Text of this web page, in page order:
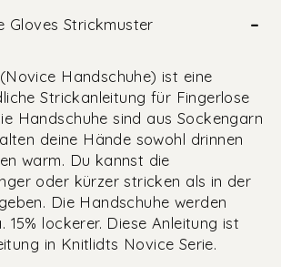
Gloves Strickmuster –
Handschuhe) ist eine
Strickanleitung für Fingerlose
Handschuhe sind aus Sockengarn
deine Hände sowohl drinnen
warm. Du kannst die
oder kürzer stricken als in der
Die Handschuhe werden
15% lockerer. Diese Anleitung ist
in Knitlidts Novice Serie.